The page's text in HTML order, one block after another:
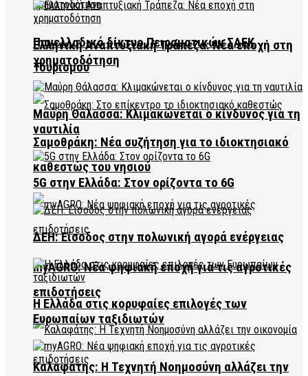
Πανελλαδικό δίκτυο Πειραματικών ΣΑΕΚ
Τουρισμού
Σαμοθράκη: Νέα συζήτηση για το ιδιοκτησιακό
καθεστώς του νησιού
myAGRO: Νέα ψηφιακή εποχή για τις αγροτικές
επιδοτήσεις
Καλαφάτης: Η Τεχνητή Νοημοσύνη αλλάζει την
Ελληνική Αναπτυξιακή Τράπεζα: Νέα εποχή στη
χρηματοδότηση
Μαύρη Θάλασσα: Κλιμακώνεται ο κίνδυνος για τη
ναυτιλία
5G στην Ελλάδα: Στον ορίζοντα το 6G
ΔΕΗ: Είσοδος στην πολωνική αγορά ενέργειας
Η Ελλάδα στις κορυφαίες επιλογές των
Ευρωπαίων ταξιδιωτών